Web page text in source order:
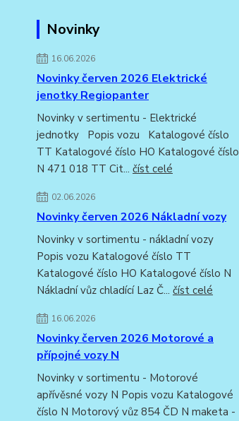
Novinky
16.06.2026
Novinky červen 2026 Elektrické
jenotky Regiopanter
Novinky v sertimentu - Elektrické
jednotky Popis vozu Katalogové číslo
TT Katalogové číslo HO Katalogové číslo
N 471 018 TT Cit... číst celé
02.06.2026
Novinky červen 2026 Nákladní vozy
Novinky v sortimentu - nákladní vozy
Popis vozu Katalogové číslo TT
Katalogové číslo HO Katalogové číslo N
Nákladní vůz chladící Laz Č... číst celé
16.06.2026
Novinky červen 2026 Motorové a
přípojné vozy N
Novinky v sortimentu - Motorové
apřívěsné vozy N Popis vozu Katalogové
číslo N Motorový vůz 854 ČD N maketa -